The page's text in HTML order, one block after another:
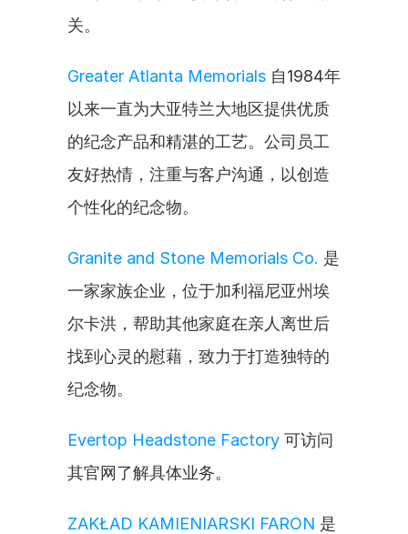
关。
Greater Atlanta Memorials 自1984年
以来一直为大亚特兰大地区提供优质
的纪念产品和精湛的工艺。公司员工
友好热情，注重与客户沟通，以创造
个性化的纪念物。
Granite and Stone Memorials Co. 是
一家家族企业，位于加利福尼亚州埃
尔卡洪，帮助其他家庭在亲人离世后
找到心灵的慰藉，致力于打造独特的
纪念物。
Evertop Headstone Factory 可访问
其官网了解具体业务。
ZAKŁAD KAMIENIARSKI FARON 是